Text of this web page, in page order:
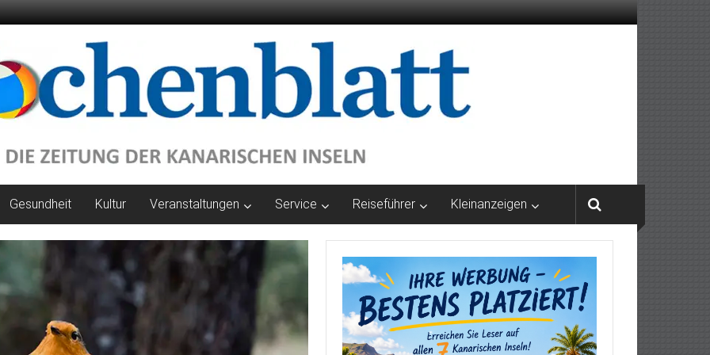
Gesundheit Kultur Veranstaltungen Service Reiseführer Kleinanzeigen